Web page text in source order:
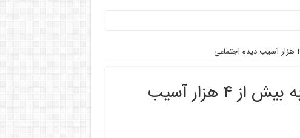
خدمت رسانی بهزیستی البرز به بیش از ۴ هزار آسیب